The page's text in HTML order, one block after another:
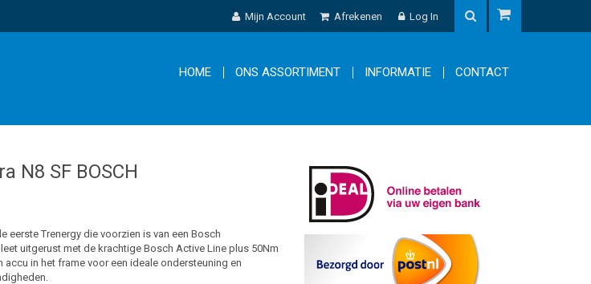
Mijn Account Afrekenen Log In
HOME ONS ASSORTIMENT INFORMATIE CONTACT
N8 SF BOSCH
eerste Trenergy die voorzien is van een Bosch
uitgerust met de krachtige Bosch Active Line plus 50Nm
accu in het frame voor een ideale ondersteuning en